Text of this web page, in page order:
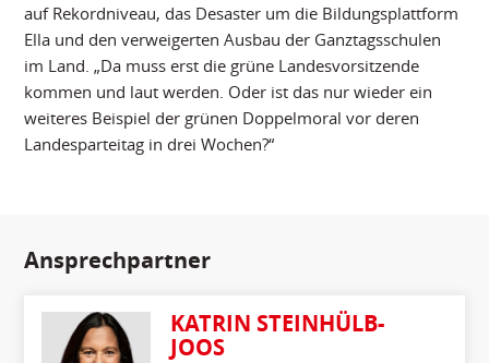
auf Rekordniveau, das Desaster um die Bildungsplattform
Ella und den verweigerten Ausbau der Ganztagsschulen
im Land. „Da muss erst die grüne Landesvorsitzende
kommen und laut werden. Oder ist das nur wieder ein
weiteres Beispiel der grünen Doppelmoral vor deren
Landesparteitag in drei Wochen?“
Ansprechpartner
KATRIN STEINHÜLB-
JOOS